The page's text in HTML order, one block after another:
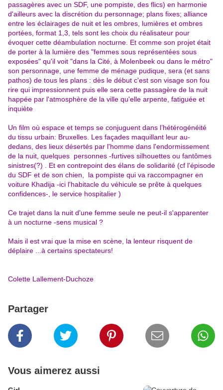
passagères avec un SDF, une pompiste, des flics) en harmonie
d'ailleurs avec la discrétion du personnage; plans fixes; alliance
entre les éclairages de nuit et les ombres, lumières et ombres
portées, format 1,3, tels sont les choix du réalisateur pour
évoquer cette déambulation nocturne. Et comme son projet était
de porter à la lumière des "femmes sous représentées sous
exposées" qu'il voit "dans la Cité, à Molenbeek ou dans le métro"
son personnage, une femme de ménage pudique, sera (et sans
pathos) de tous les plans : dès le début c'est son visage son fou
rire qui impressionnent puis elle sera cette passagère de la nuit
happée par l'atmosphère de la ville qu'elle arpente, fatiguée et
inquiète
Un film où espace et temps se conjuguent dans l’hétérogénéité
du tissu urbain: Bruxelles. Les façades maquillant leur au-
dedans, des lieux désertés par l'homme dans l'endormissement
de la nuit, quelques personnes -furtives silhouettes ou fantômes
sinistres(?) . Et en contrepoint des élans de solidarité (cf l'épisode
du SDF et de son chien, la pompiste qui va raccompagner en
voiture Khadija -ici l'habitacle du véhicule se prête à quelques
confidences-, le service hospitalier )
Ce trajet dans la nuit d'une femme seule ne peut-il s'apparenter
à un nocturne -sens musical ?
Mais il est vrai que la mise en scène, la lenteur risquent de
déplaire ...à certains spectateurs!
Colette Lallement-Duchoze
Partager
Vous aimerez aussi